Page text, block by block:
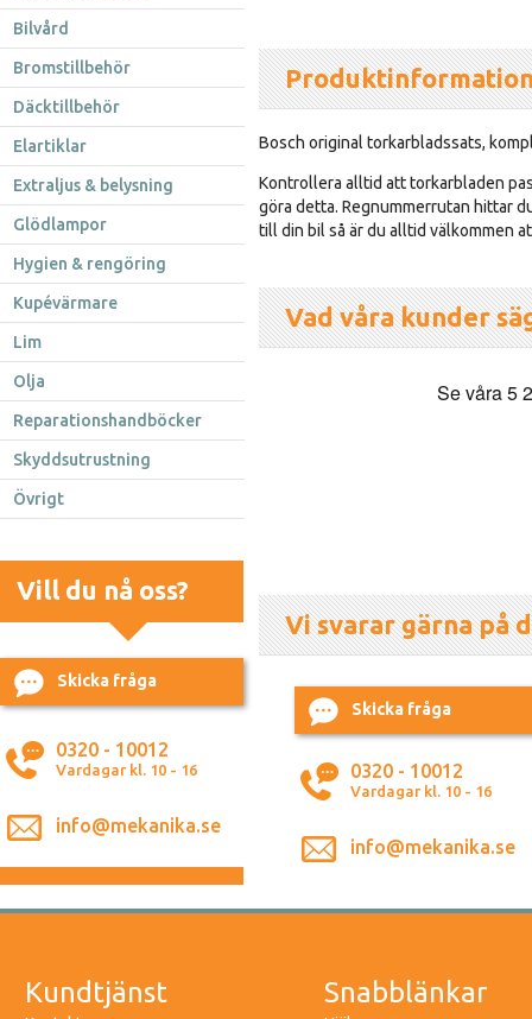
Bilvård
Bromstillbehör
Däcktillbehör
Elartiklar
Extraljus & belysning
Glödlampor
Hygien & rengöring
Kupévärmare
Lim
Olja
Reparationshandböcker
Skyddsutrustning
Övrigt
Vill du nå oss?
Skicka fråga
0320 - 10012
Vardagar kl. 10 - 16
info@mekanika.se
Bosch original torkarbladssats,
Kontrollera alltid att torkarbladen
göra detta. Regnummerrutan hittar
till din bil så är du alltid välkommen
Vad våra kunder
Vi svarar gärna på
Skicka fråga
0320 - 10012
Vardagar kl. 10 - 16
info@mekanika.se
Kundtjänst Snabblänkar